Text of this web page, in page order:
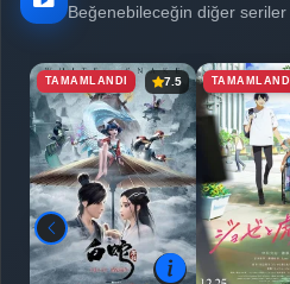
Beğenebileceğin diğer seriler
TAMAMLANDI 7.5 TAMAMLANDI